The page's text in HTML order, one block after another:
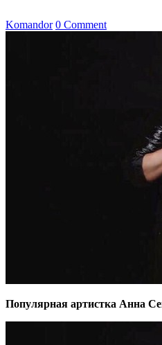
Komandor 0 Comment
Популярная артистка Анна